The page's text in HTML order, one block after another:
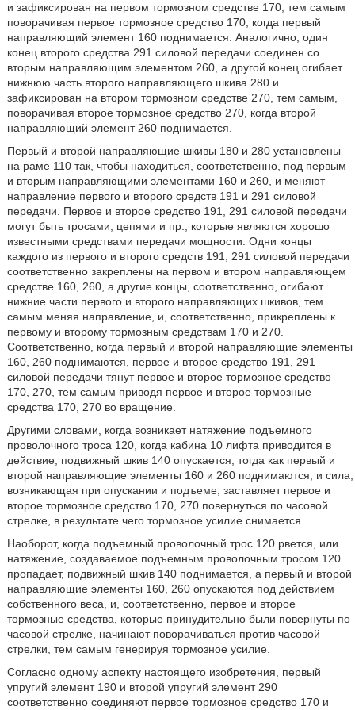
и зафиксирован на первом тормозном средстве 170, тем самым
поворачивая первое тормозное средство 170, когда первый
направляющий элемент 160 поднимается. Аналогично, один
конец второго средства 291 силовой передачи соединен со
вторым направляющим элементом 260, а другой конец огибает
нижнюю часть второго направляющего шкива 280 и
зафиксирован на втором тормозном средстве 270, тем самым,
поворачивая второе тормозное средство 270, когда второй
направляющий элемент 260 поднимается.
Первый и второй направляющие шкивы 180 и 280 установлены
на раме 110 так, чтобы находиться, соответственно, под первым
и вторым направляющими элементами 160 и 260, и меняют
направление первого и второго средств 191 и 291 силовой
передачи. Первое и второе средство 191, 291 силовой передачи
могут быть тросами, цепями и пр., которые являются хорошо
известными средствами передачи мощности. Одни концы
каждого из первого и второго средств 191, 291 силовой передачи
соответственно закреплены на первом и втором направляющем
средстве 160, 260, а другие концы, соответственно, огибают
нижние части первого и второго направляющих шкивов, тем
самым меняя направление, и, соответственно, прикреплены к
первому и второму тормозным средствам 170 и 270.
Соответственно, когда первый и второй направляющие элементы
160, 260 поднимаются, первое и второе средство 191, 291
силовой передачи тянут первое и второе тормозное средство
170, 270, тем самым приводя первое и второе тормозные
средства 170, 270 во вращение.
Другими словами, когда возникает натяжение подъемного
проволочного троса 120, когда кабина 10 лифта приводится в
действие, подвижный шкив 140 опускается, тогда как первый и
второй направляющие элементы 160 и 260 поднимаются, и сила,
возникающая при опускании и подъеме, заставляет первое и
второе тормозное средство 170, 270 повернуться по часовой
стрелке, в результате чего тормозное усилие снимается.
Наоборот, когда подъемный проволочный трос 120 рвется, или
натяжение, создаваемое подъемным проволочным тросом 120
пропадает, подвижный шкив 140 поднимается, а первый и второй
направляющие элементы 160, 260 опускаются под действием
собственного веса, и, соответственно, первое и второе
тормозные средства, которые принудительно были повернуты по
часовой стрелке, начинают поворачиваться против часовой
стрелки, тем самым генерируя тормозное усилие.
Согласно одному аспекту настоящего изобретения, первый
упругий элемент 190 и второй упругий элемент 290
соответственно соединяют первое тормозное средство 170 и